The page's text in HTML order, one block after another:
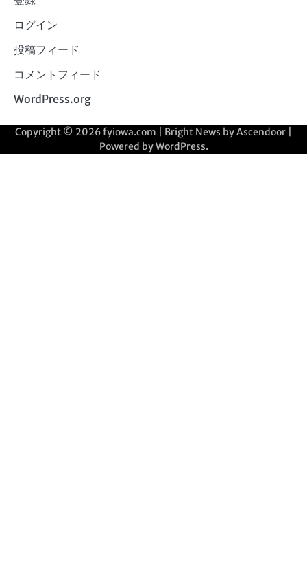
ログイン
投稿フィード
コメントフィード
WordPress.org
Copyright © 2026fyiowa.com | Bright News byAscendoor
Powered byWordPress.